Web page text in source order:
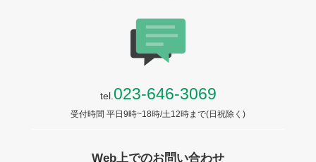
tel. 023-646-3069
受付時間 平日9時~18時/土12時まで(日祝除く)
Web上でのお問い合わせ